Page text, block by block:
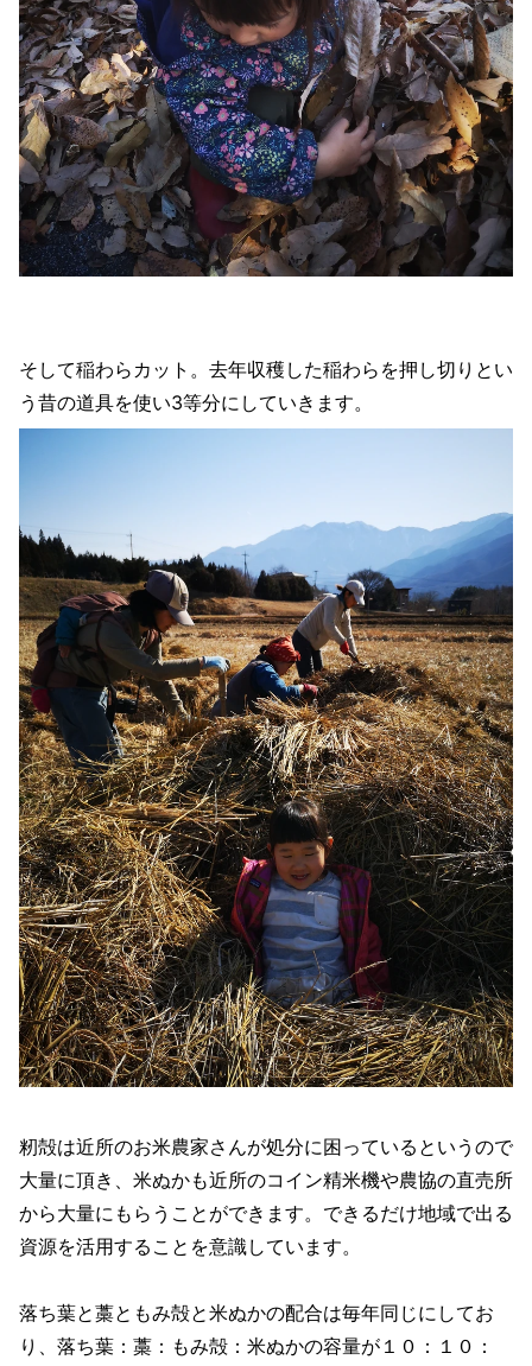
そして稲わらカット。去年収穫した稲わらを押し切りとい
う昔の道具を使い3等分にしていきます。
籾殻は近所のお米農家さんが処分に困っているというので
大量に頂き、米ぬかも近所のコイン精米機や農協の直売所
から大量にもらうことができます。できるだけ地域で出る
資源を活用することを意識しています。
落ち葉と藁ともみ殻と米ぬかの配合は毎年同じにしてお
り、落ち葉：藁：もみ殻：米ぬかの容量が１０：１０：